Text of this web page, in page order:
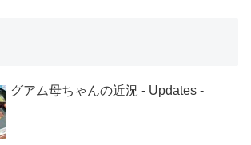
グアム母ちゃんの近況 - Updates -